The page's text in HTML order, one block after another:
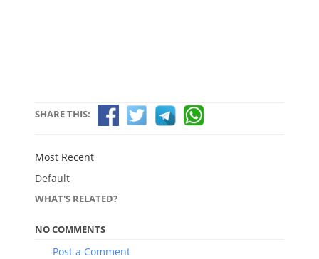
SHARE THIS:
Most Recent
Default
WHAT'S RELATED?
NO COMMENTS
Post a Comment